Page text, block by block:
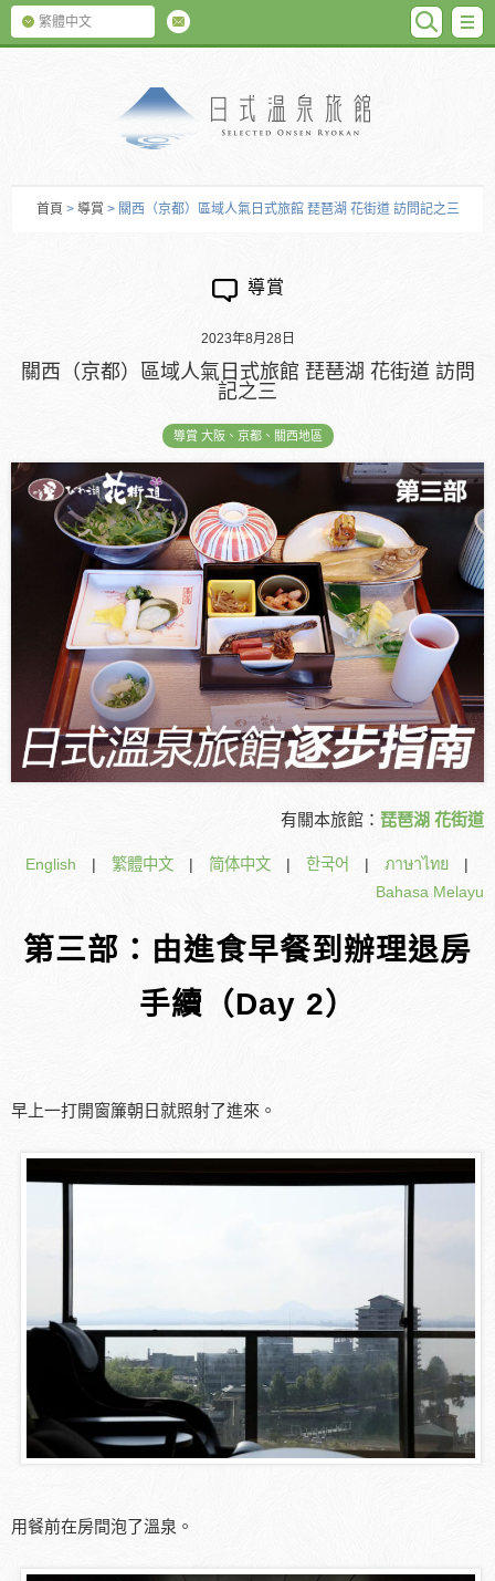
繁體中文
首頁 > 導賞 > 關西（京都）區域人氣日式旅館 琵琶湖 花街道 訪問記之三
導賞
2023年8月28日
關西（京都）區域人氣日式旅館 琵琶湖 花街道 訪問
記之三
導賞 大阪、京都、關西地區
有關本旅館： 琵琶湖 花街道
English | 繁體中文 | 简体中文 | 한국어 | ภาษาไทย |
Bahasa Melayu
第三部：由進食早餐到辦理退房
手續（Day 2）
早上一打開窗簾朝日就照射了進來。
用餐前在房間泡了溫泉。